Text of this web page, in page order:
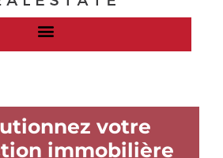
votre
immobilière